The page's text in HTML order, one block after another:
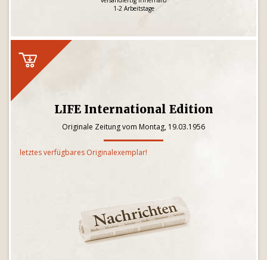
1-2 Arbeitstage
LIFE International Edition
Originale Zeitung vom Montag, 19.03.1956
letztes verfügbares Originalexemplar!